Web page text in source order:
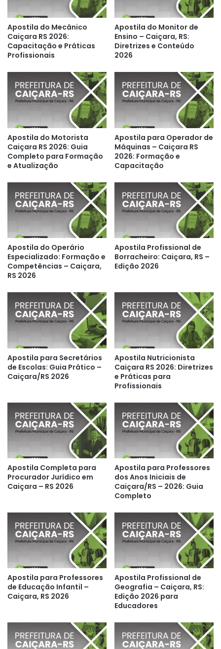
Apostila do Mecânico
Caiçara RS 2026:
Capacitação e Práticas
Profissionais
Apostila do Monitor de
Ensino – Caiçara, RS:
Diretrizes e Conteúdo
2026
Apostila do Motorista
Caiçara RS 2026: Guia
Completo para Formação
e Atualização
Apostila para Operador de
Máquinas – Caiçara RS
2026: Formação e
Capacitação
Apostila do Operário
Especializado: Formação e
Competências – Caiçara,
RS 2026
Apostila Profissional de
Borracheiro: Caiçara, RS –
Edição 2026
Apostila para Secretários
de Escolas: Guia Prático –
Caiçara/RS 2026
Apostila Nutricionista
Caiçara RS 2026: Diretrizes
e Práticas para
Profissionais
Apostila Completa para
Procurador Jurídico em
Caiçara – RS 2026
Apostila para Professores
dos Anos Iniciais de
Caiçara/RS – 2026: Guia
Completo
Apostila para Professores
de Educação Infantil –
Caiçara, RS 2026
Apostila Profissional de
Geografia – Caiçara, RS:
Edição 2026 para
Educadores